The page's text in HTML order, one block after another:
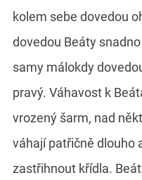
kolem sebe dovedou
dovedou Beáty
samy málokdy
pravý. Váhavost k
vrozený šarm, nad
váhají patřičně dlouho
zastřihnout křídla.